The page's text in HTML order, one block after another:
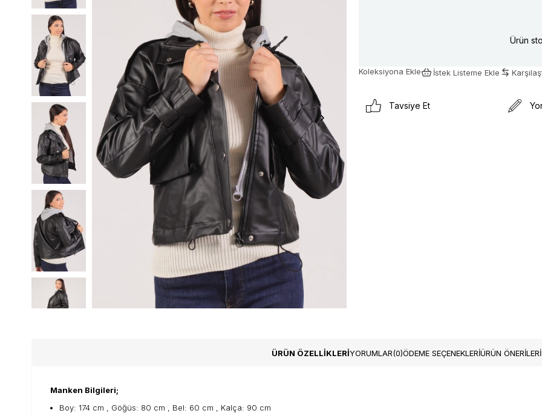
Ürün
Koleksiyona Ekle İstek Listeme Ekle
Tavsiye Et
ÜRÜN ÖZELLIKLERIYORUMLAR(0)ÖDEME SEÇENEKLERIÜRÜN ÖNERILERI
Manken Bilgileri;
Boy: 174 cm , Göğüs: 80 cm , Bel: 60 cm , Kalça: 90 cm